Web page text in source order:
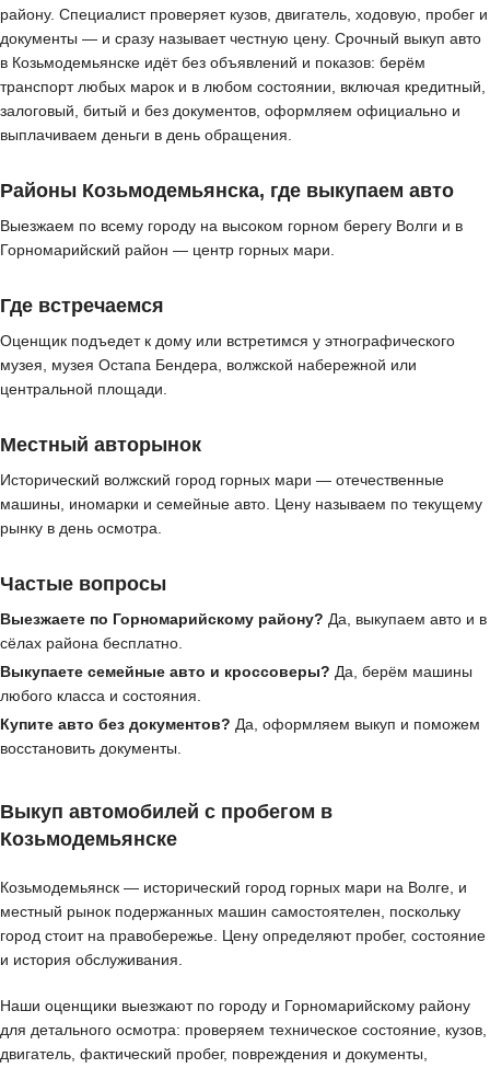
району. Специалист проверяет кузов, двигатель, ходовую, пробег и
документы — и сразу называет честную цену. Срочный выкуп авто
в Козьмодемьянске идёт без объявлений и показов: берём
транспорт любых марок и в любом состоянии, включая кредитный,
залоговый, битый и без документов, оформляем официально и
выплачиваем деньги в день обращения.
Районы Козьмодемьянска, где выкупаем авто
Выезжаем по всему городу на высоком горном берегу Волги и в
Горномарийский район — центр горных мари.
Где встречаемся
Оценщик подъедет к дому или встретимся у этнографического
музея, музея Остапа Бендера, волжской набережной или
центральной площади.
Местный авторынок
Исторический волжский город горных мари — отечественные
машины, иномарки и семейные авто. Цену называем по текущему
рынку в день осмотра.
Частые вопросы
Выезжаете по Горномарийскому району? Да, выкупаем авто и в
сёлах района бесплатно.
Выкупаете семейные авто и кроссоверы? Да, берём машины
любого класса и состояния.
Купите авто без документов? Да, оформляем выкуп и поможем
восстановить документы.
Выкуп автомобилей с пробегом в
Козьмодемьянске
Козьмодемьянск — исторический город горных мари на Волге, и
местный рынок подержанных машин самостоятелен, поскольку
город стоит на правобережье. Цену определяют пробег, состояние
и история обслуживания.
Наши оценщики выезжают по городу и Горномарийскому району
для детального осмотра: проверяем техническое состояние, кузов,
двигатель, фактический пробег, повреждения и документы,